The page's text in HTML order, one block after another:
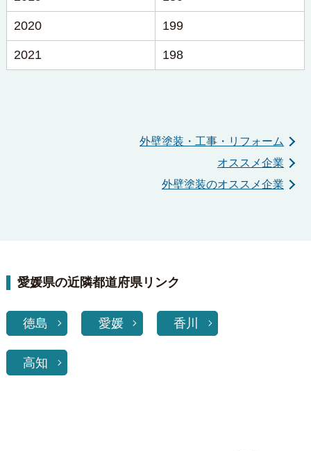
2020 199
2021 198
外壁塗装・工事・リフォーム
オススメ企業
外壁塗装のオススメ企業
愛媛県の近隣都道府県リンク
徳島 愛媛 香川
高知